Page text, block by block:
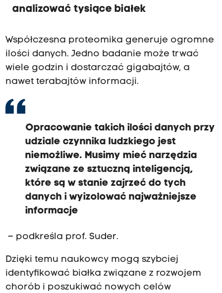
analizować tysiące białek
Współczesna proteomika generuje ogromne
ilości danych. Jedno badanie może trwać
wiele godzin i dostarczać gigabajtów, a
nawet terabajtów informacji.
Opracowanie takich ilości danych przy
udziale czynnika ludzkiego jest
niemożliwe. Musimy mieć narzędzia
związane ze sztuczną inteligencją,
które są w stanie zajrzeć do tych
danych i wyizolować najważniejsze
informacje
– podkreśla prof. Suder.
Dzięki temu naukowcy mogą szybciej
identyfikować białka związane z rozwojem
chorób i poszukiwać nowych celów